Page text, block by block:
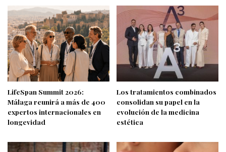
LifeSpan Summit 2026:
Málaga reunirá a más de 400
expertos internacionales en
longevidad
Los tratamientos combinados
consolidan su papel en la
evolución de la medicina
estética